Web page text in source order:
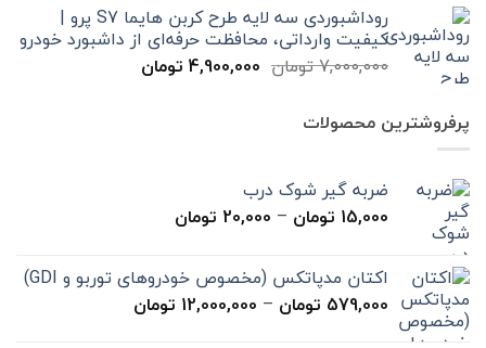
7,000,000 تومان
بود.
4,900,000 تومان
است.
روداشبوردی سه‌ لایه طرح کربن هایما S7 پرو |
کیفیت وارداتی، محافظت حرفه‌ای از داشبورد خودرو
7,000,000تومان قیمت
4,900,000 تومانقیمت
پرفروشترین محصولات
ضربه گیر شوک درب
15,000 تومان –
20,000 تومان
تا
20,000 تومان
اکتان مدپاتکس (مخصوص خودروهای توربو و GDI)
579,000 تومان –
12,000,000 تومان